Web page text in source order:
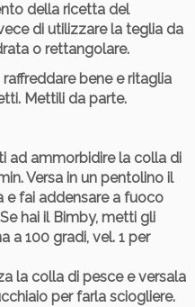
della ricetta del
di utilizzare la teglia da
o rettangolare.
bene e ritaglia
Mettili da parte.
ad ammorbidire la colla di
Versa in un pentolino il
e fai addensare a fuoco
hai il Bimby, metti gli
a 100 gradi, vel. 1 per
la colla di pesce e versala
per farla sciogliere.